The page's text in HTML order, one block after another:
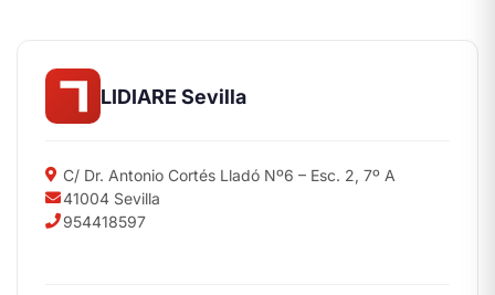
LIDIARE Sevilla
C/ Dr. Antonio Cortés Lladó Nº6 – Esc. 2, 7º A
41004 Sevilla
954418597